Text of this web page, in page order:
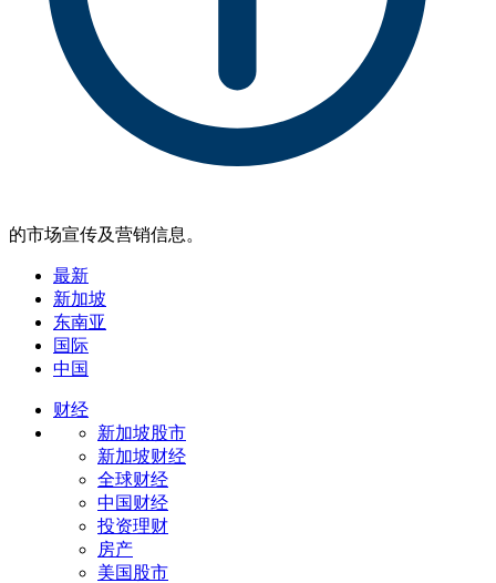
的市场宣传及营销信息。
最新
新加坡
东南亚
国际
中国
财经
新加坡股市
新加坡财经
全球财经
中国财经
投资理财
房产
美国股市